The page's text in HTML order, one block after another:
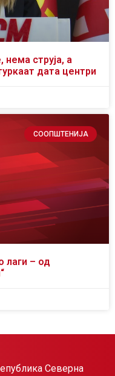
нема струја, а
дата центри
СООПШТЕНИЈА
лаги – од
Северна